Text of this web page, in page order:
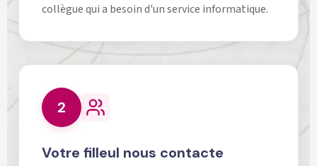
collègue qui a besoin d'un service informatique.
2
Votre filleul nous contacte